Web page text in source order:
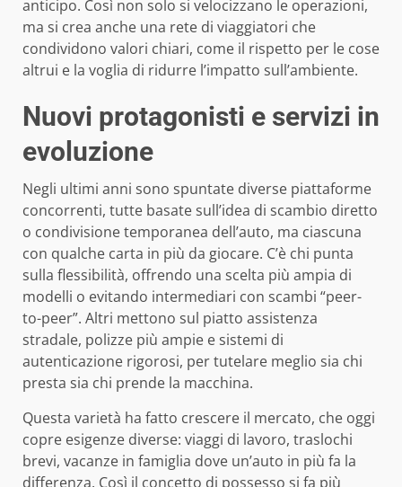
anticipo. Così non solo si velocizzano le operazioni,
ma si crea anche una rete di viaggiatori che
condividono valori chiari, come il rispetto per le cose
altrui e la voglia di ridurre l’impatto sull’ambiente.
Nuovi protagonisti e servizi in
evoluzione
Negli ultimi anni sono spuntate diverse piattaforme
concorrenti, tutte basate sull’idea di scambio diretto
o condivisione temporanea dell’auto, ma ciascuna
con qualche carta in più da giocare. C’è chi punta
sulla flessibilità, offrendo una scelta più ampia di
modelli o evitando intermediari con scambi “peer-
to-peer”. Altri mettono sul piatto assistenza
stradale, polizze più ampie e sistemi di
autenticazione rigorosi, per tutelare meglio sia chi
presta sia chi prende la macchina.
Questa varietà ha fatto crescere il mercato, che oggi
copre esigenze diverse: viaggi di lavoro, traslochi
brevi, vacanze in famiglia dove un’auto in più fa la
differenza. Così il concetto di possesso si fa più